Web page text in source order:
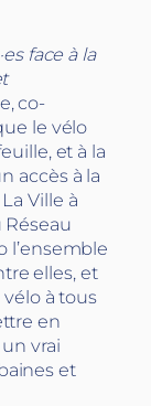
face à la
co-
le vélo
et à la
accès à la
Ville à
l’ensemble
elles, et
à tous
en
vrai
et